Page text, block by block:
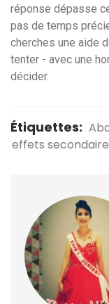
réponse dépasse
pas de temps
cherches une aide
tenter - avec une
décider.
Étiquettes:
effets